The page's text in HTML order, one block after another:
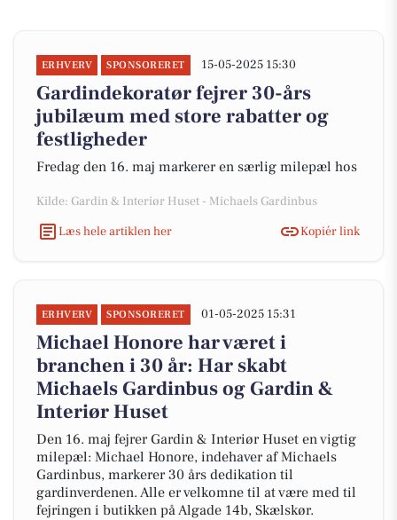
ERHVERV SPONSORERET 15-05-2025 15:30
Gardindekoratør fejrer 30-års
jubilæum med store rabatter og
festligheder
Fredag den 16. maj markerer en særlig milepæl hos
Kilde: Gardin & Interiør Huset - Michaels Gardinbus
Læs hele artiklen her
Kopiér link
ERHVERV SPONSORERET 01-05-2025 15:31
Michael Honore har været i
branchen i 30 år: Har skabt
Michaels Gardinbus og Gardin &
Interiør Huset
Den 16. maj fejrer Gardin & Interiør Huset en vigtig
milepæl: Michael Honore, indehaver af Michaels
Gardinbus, markerer 30 års dedikation til
gardinverdenen. Alle er velkomne til at være med til
fejringen i butikken på Algade 14b, Skælskør.